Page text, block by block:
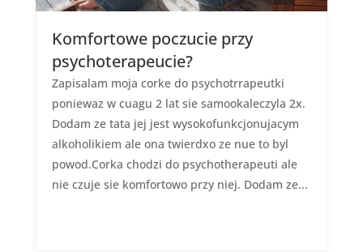
Komfortowe poczucie przy
psychoterapeucie?
Zapisalam moja corke do psychotrrapeutki
poniewaz w cuagu 2 lat sie samookaleczyla 2x.
Dodam ze tata jej jest wysokofunkcjonujacym
alkoholikiem ale ona twierdxo ze nue to byl
powod.Corka chodzi do psychotherapeuti ale
nie czuje sie komfortowo przy niej. Dodam ze...